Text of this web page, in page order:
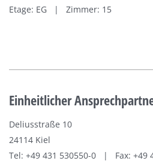
Etage: EG | Zimmer: 15
Einheitlicher
Deliusstraße 10
24114 Kiel
Tel: +49 431 530550-0 | Fax: +49